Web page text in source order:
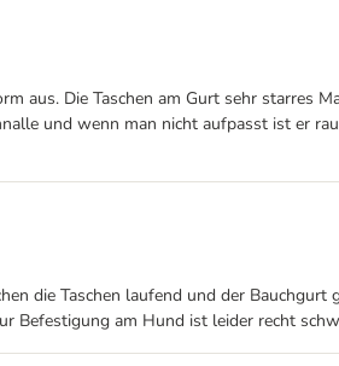
aus. Die Taschen am Gurt sehr starres
und wenn man nicht aufpasst ist er
die Taschen laufend und der Bauchgurt
Befestigung am Hund ist leider recht